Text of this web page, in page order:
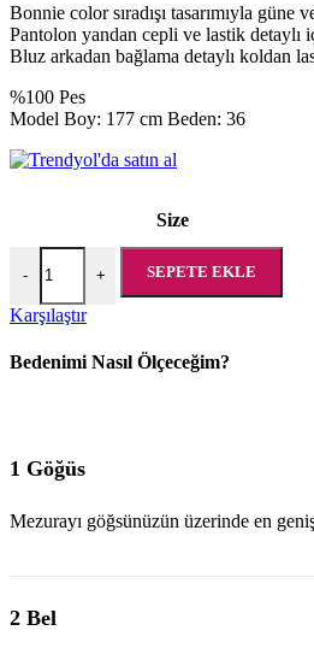
Bonnie color sıradışı tasarımıyla güne
Pantolon yandan cepli ve lastik detaylı
Bluz arkadan bağlama detaylı koldan
%100 Pes
Model Boy: 177 cm Beden: 36
Size
-
Allsences Bonnie Color Suit adet
+ SEPETE EKLE
Karşılaştır
Bedenimi Nasıl Ölçeceğim?
1 Göğüs
Mezurayı göğsünüzün üzerinde en
2 Bel